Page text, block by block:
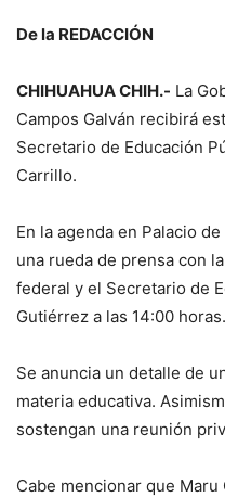
De la REDACCIÓN
CHIHUAHUA CHIH.- La
Campos Galván recibirá
Secretario de Educación
Carrillo.
En la agenda en Palacio
una rueda de prensa con
federal y el Secretario de
Gutiérrez a las 14:00 horas.
Se anuncia un detalle de
materia educativa.
sostengan una reunión
Cabe mencionar que